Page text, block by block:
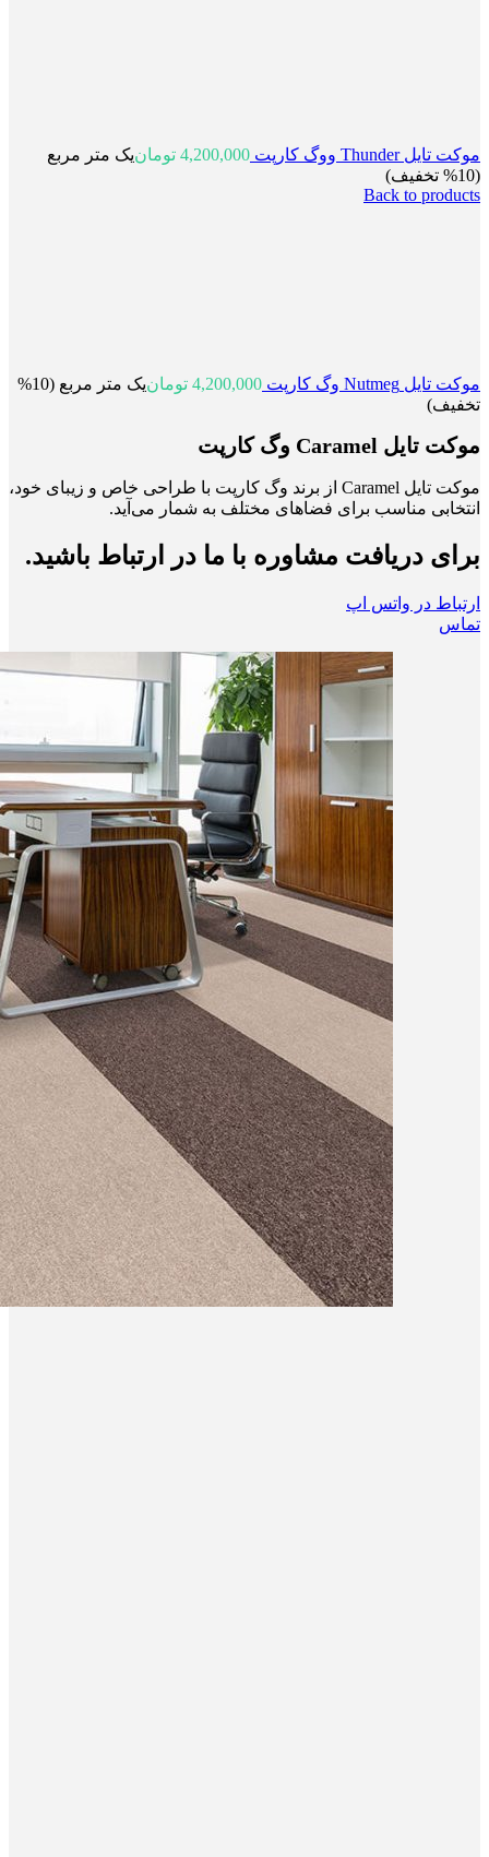
موکت تایل Thunder ووگ کارپت 4,200,000 تومانیک متر مربع
(10% تخفیف)
Back to products
موکت تایل Nutmeg وگ کارپت 4,200,000 تومان
یک متر مربع (10%
تخفیف)
موکت تایل Caramel وگ کارپت
موکت تایل Caramel از برند وگ کارپت با طراحی خاص و زیبای خود،
انتخابی مناسب برای فضاهای مختلف به شمار می‌آید.
برای دریافت مشاوره با ما در ارتباط باشید.
ارتباط در واتس اپ
تماس